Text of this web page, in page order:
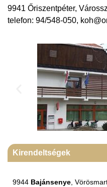
9941 Őriszentpéter,
telefon: 94/548-050,
Kirendeltségek
9944 Bajánsenye ,